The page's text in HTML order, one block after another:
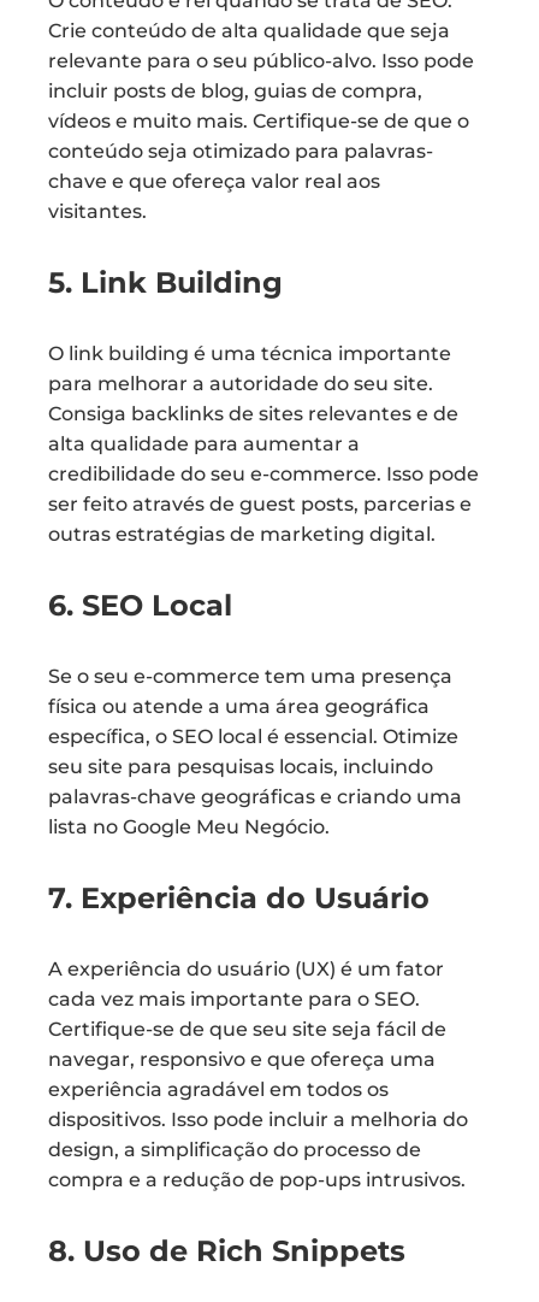
Crie conteúdo de alta qualidade que seja
relevante para o seu público-alvo. Isso pode
incluir posts de blog, guias de compra,
vídeos e muito mais. Certifique-se de que o
conteúdo seja otimizado para palavras-
chave e que ofereça valor real aos
visitantes.
5. Link Building
O link building é uma técnica importante
para melhorar a autoridade do seu site.
Consiga backlinks de sites relevantes e de
alta qualidade para aumentar a
credibilidade do seu e-commerce. Isso pode
ser feito através de guest posts, parcerias e
outras estratégias de marketing digital.
6. SEO Local
Se o seu e-commerce tem uma presença
física ou atende a uma área geográfica
específica, o SEO local é essencial. Otimize
seu site para pesquisas locais, incluindo
palavras-chave geográficas e criando uma
lista no Google Meu Negócio.
7. Experiência do Usuário
A experiência do usuário (UX) é um fator
cada vez mais importante para o SEO.
Certifique-se de que seu site seja fácil de
navegar, responsivo e que ofereça uma
experiência agradável em todos os
dispositivos. Isso pode incluir a melhoria do
design, a simplificação do processo de
compra e a redução de pop-ups intrusivos.
8. Uso de Rich Snippets